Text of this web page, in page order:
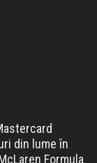
din lume în
Formula